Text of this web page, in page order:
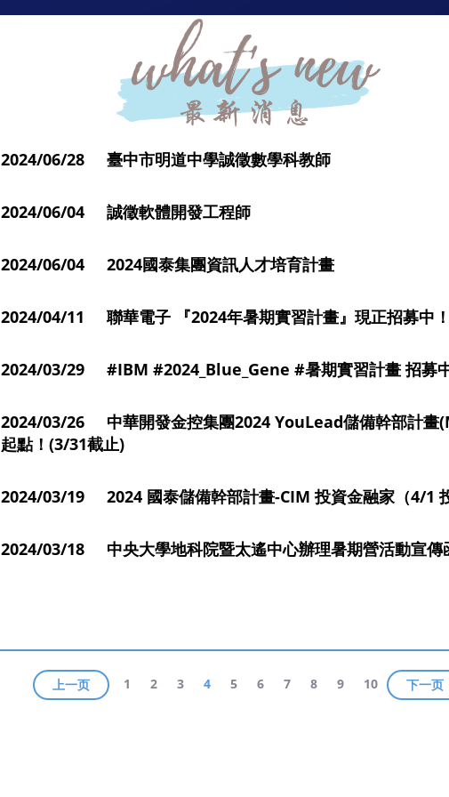
2024/06/28 臺中市明道中學誠徵數學科教師
2024/06/04 誠徵軟體開發工程師
2024/06/04 2024國泰集團資訊人才培育計畫
2024/04/11 聯華電子 『2024年暑期實習計畫』現正招募中
2024/03/29 #IBM #2024_Blue_Gene #暑期實習計畫 招募
2024/03/26 中華開發金控集團2024 YouLead儲備幹部計畫
起點！(3/31截止)
2024/03/19 2024 國泰儲備幹部計畫-CIM 投資金融家（4/1
2024/03/18 中央大學地科院暨太遙中心辦理暑期營活動宣傳
上一页 1 2 3 4 5 6 7 8 9 10 下一页